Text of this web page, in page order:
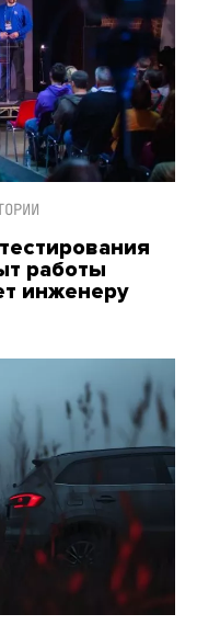
работы
инженеру